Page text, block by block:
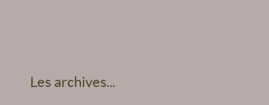
Les archives...